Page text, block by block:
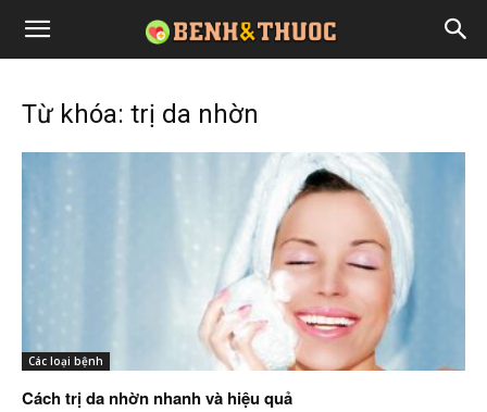
Từ khóa: trị da nhờn
Các loại bệnh
Cách trị da nhờn nhanh và hiệu quả